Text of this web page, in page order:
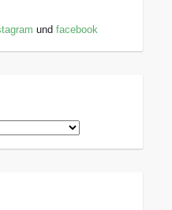
undfacebook